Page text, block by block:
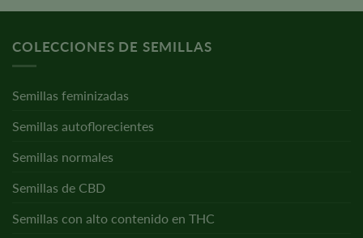
COLECCIONES DE SEMILLAS
Semillas feminizadas
Semillas autoflorecientes
Semillas normales
Semillas de CBD
Semillas con alto contenido en THC